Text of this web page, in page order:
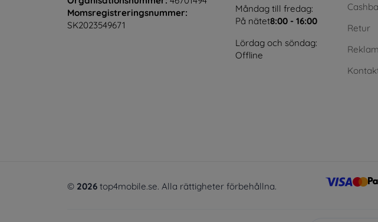
Momsregistreringsnummer:
SK2023549671
Måndag till fredag:
På nätet8:00 - 16:00
Lördag och söndag:
Offline
Retur
© 2026 top4mobile.se. Alla rättigheter förbehållna.